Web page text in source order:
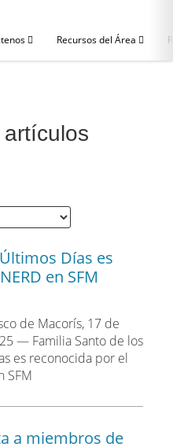
Recursos del Área
Días es
en SFM
de Macorís, 17 de
— Familia Santo de los
es reconocida por el
SFM
a miembros de